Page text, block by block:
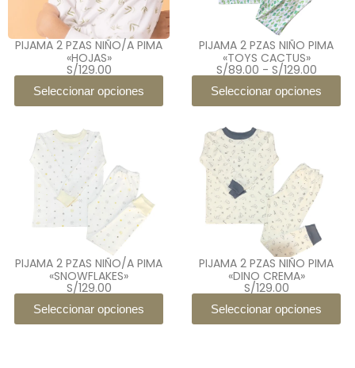
PIJAMA 2 PZAS NIÑO/A PIMA
«HOJAS»
S/129.00
Seleccionar opciones
PIJAMA 2 PZAS NIÑO PIMA
«TOYS CACTUS»
S/89.00 - S/129.00Rango
de
desde
Seleccionar opciones
PIJAMA 2 PZAS NIÑO/A PIMA
«SNOWFLAKES»
S/129.00
Seleccionar opciones
PIJAMA 2 PZAS NIÑO PIMA
«DINO CREMA»
S/129.00
Seleccionar opciones